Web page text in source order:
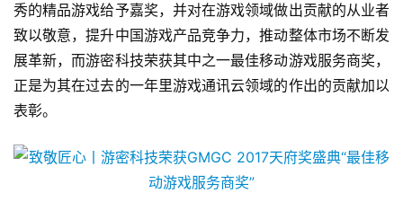
秀的精品游戏给予嘉奖，并对在游戏领域做出贡献的从业者
致以敬意，提升中国游戏产品竞争力，推动整体市场不断发
展革新，而游密科技荣获其中之一最佳移动游戏服务商奖，
正是为其在过去的一年里游戏通讯云领域的作出的贡献加以
表彰。